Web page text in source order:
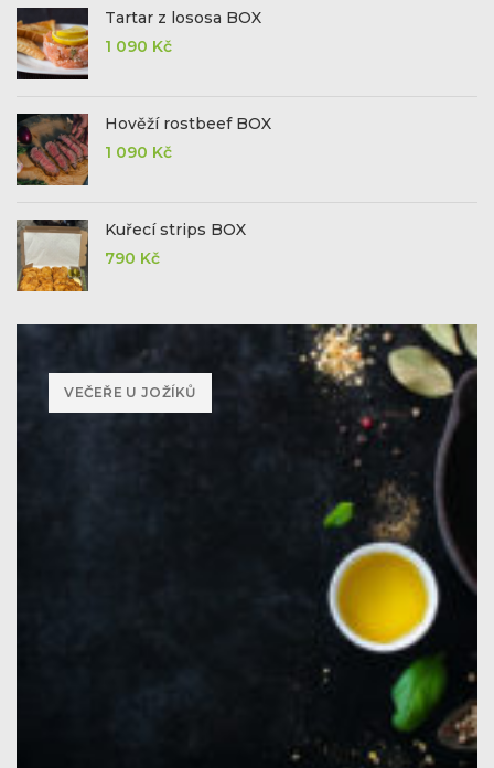
Tartar z lososa BOX
1 090 Kč
Hověží rostbeef BOX
1 090 Kč
Kuřecí strips BOX
790 Kč
VEČEŘE U JOŽÍKŮ